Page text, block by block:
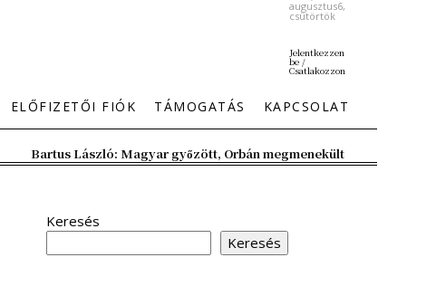
augusztus6,
csütörtök
Jelentkezzen
be /
Csatlakozzon
ELŐFIZETŐI FIÓK TÁMOGATÁS KAPCSOLAT
Bartus László: Magyar győzött, Orbán megmenekült
Keresés
Keresés